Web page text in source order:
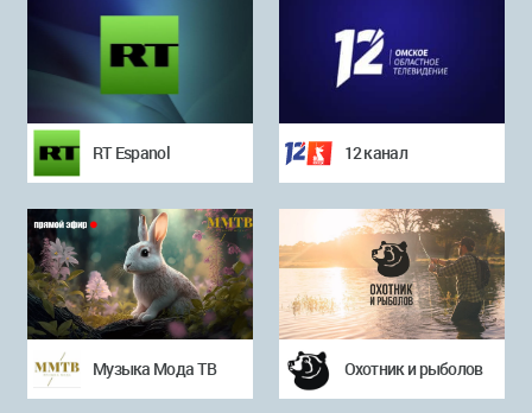
RT Espanol 12 канал
Музыка Мода ТВ Охотник и рыболов